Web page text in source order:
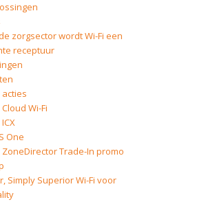
zorgsector wordt Wi-Fi een
receptuur
acties
Wi-Fi
One
ZoneDirector Trade-In promo
Simply Superior Wi-Fi voor